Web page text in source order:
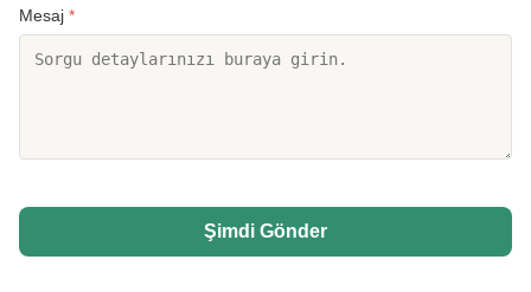
Mesaj *
Şimdi Gönder